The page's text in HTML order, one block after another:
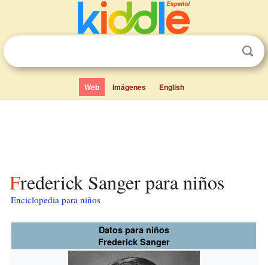
Web Imágenes English
Frederick Sanger para niños
Enciclopedia para niños
Datos para niños
Frederick Sanger